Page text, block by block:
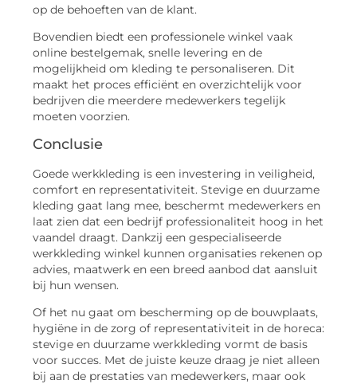
op de behoeften van de klant.
Bovendien biedt een professionele winkel vaak
online bestelgemak, snelle levering en de
mogelijkheid om kleding te personaliseren. Dit
maakt het proces efficiënt en overzichtelijk voor
bedrijven die meerdere medewerkers tegelijk
moeten voorzien.
Conclusie
Goede werkkleding is een investering in veiligheid,
comfort en representativiteit. Stevige en duurzame
kleding gaat lang mee, beschermt medewerkers en
laat zien dat een bedrijf professionaliteit hoog in het
vaandel draagt. Dankzij een gespecialiseerde
werkkleding winkel kunnen organisaties rekenen op
advies, maatwerk en een breed aanbod dat aansluit
bij hun wensen.
Of het nu gaat om bescherming op de bouwplaats,
hygiëne in de zorg of representativiteit in de horeca:
stevige en duurzame werkkleding vormt de basis
voor succes. Met de juiste keuze draag je niet alleen
bij aan de prestaties van medewerkers, maar ook